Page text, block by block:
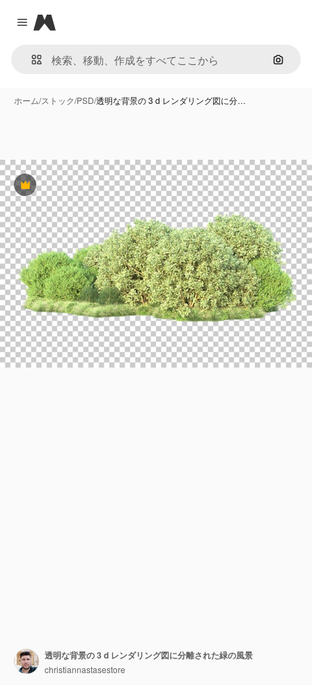
Close menu
Magnific
画像で
ホーム/ストック/PSD/透明な背景の 3 d レンダリング図に分…
Premium
透明な背景の 3 d レンダリング図に分離された緑の風景
christiannastasestore